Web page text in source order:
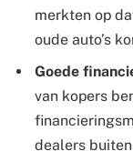
merkten op
oude auto’s
Goede
van kopers
dealers